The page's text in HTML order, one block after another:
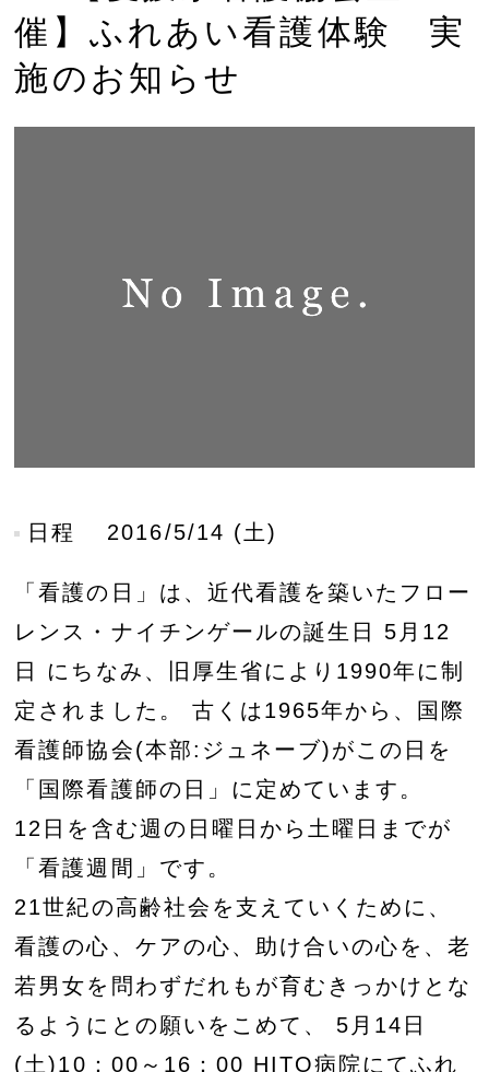
催】ふれあい看護体験 実
施のお知らせ
日程 2016/5/14 (土)
「看護の日」は、近代看護を築いたフロー
レンス・ナイチンゲールの誕生日 5月12
日 にちなみ、旧厚生省により1990年に制
定されました。 古くは1965年から、国際
看護師協会(本部:ジュネーブ)がこの日を
「国際看護師の日」に定めています。
12日を含む週の日曜日から土曜日までが
「看護週間」です。
21世紀の高齢社会を支えていくために、
看護の心、ケアの心、助け合いの心を、老
若男女を問わずだれもが育むきっかけとな
るようにとの願いをこめて、 5月14日
(土)10：00～16：00 HITO病院にてふれ